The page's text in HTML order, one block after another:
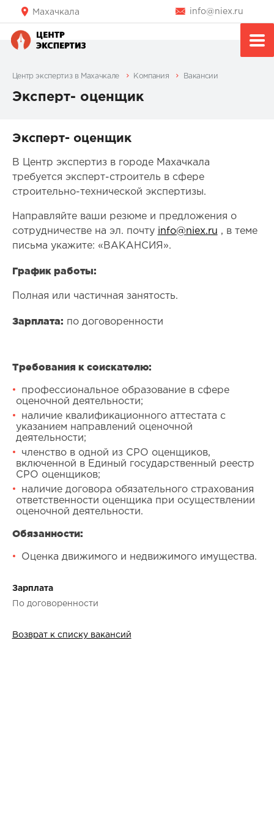
Махачкала info@niex.ru
Центр экспертиз в Махачкале Компания Вакансии
Эксперт- оценщик
Эксперт- оценщик
В Центр экспертиз в городе Махачкала
требуется эксперт-строитель в сфере
строительно-технической экспертизы.
Направляйте ваши резюме и предложения о
сотрудничестве на эл. почту info@niex.ru , в теме
письма укажите: «ВАКАНСИЯ».
График работы:
Полная или частичная занятость.
Зарплата: по договоренности
Требования к соискателю:
профессиональное образование в сфере
оценочной деятельности;
наличие квалификационного аттестата с
указанием направлений оценочной
деятельности;
членство в одной из СРО оценщиков,
включенной в Единый государственный реестр
СРО оценщиков;
наличие договора обязательного страхования
ответственности оценщика при осуществлении
оценочной деятельности.
Обязанности:
Оценка движимого и недвижимого имущества.
Зарплата
По договоренности
Возврат к списку вакансий